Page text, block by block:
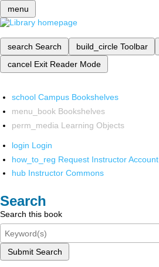
menu
search Search build_circle Toolbar
cancel Exit Reader Mode
school Campus Bookshelves
menu_book Bookshelves
perm_media Learning Objects
login Login
how_to_reg Request Instructor Account
hub Instructor Commons
Search
Search this book
Submit Search